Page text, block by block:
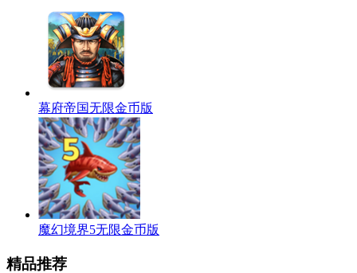
幕府帝国无限金币版
魔幻境界5无限金币版
精品推荐